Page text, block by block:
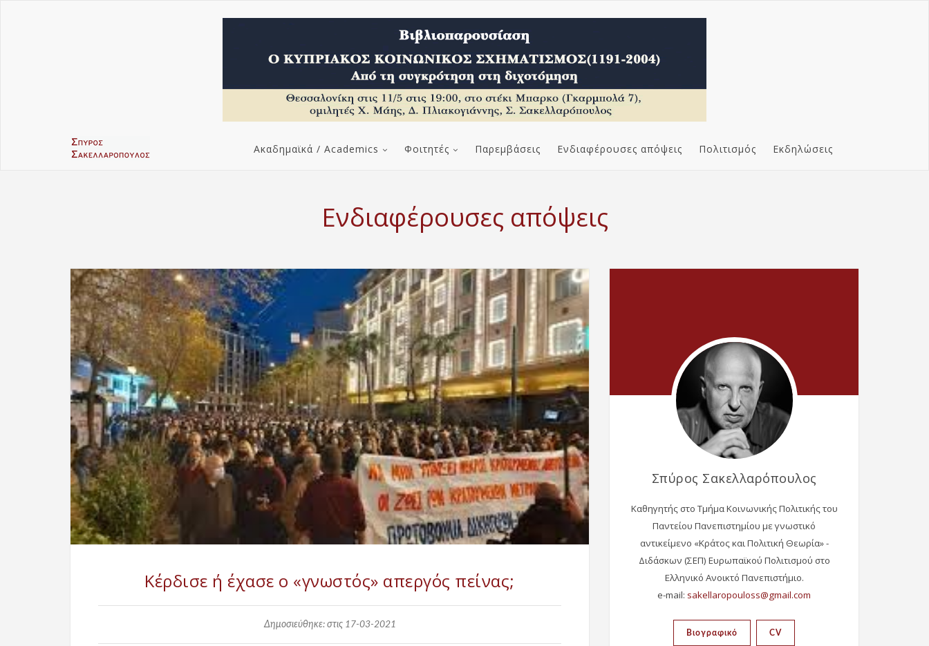
Ακαδημαϊκά / Academics Φοιτητές Παρεμβάσεις Ενδιαφέρουσες απόψεις Πολιτισμός Εκδηλώσεις
Ενδιαφέρουσες απόψεις
Κέρδισε ή έχασε ο «γνωστός» απεργός πείνας;
Δημοσιεύθηκε: στις 17-03-2021
Σπύρος Σακελλαρόπουλος
Καθηγητής στο Τμήμα Κοινωνικής Πολιτικής του
Παντείου Πανεπιστημίου με γνωστικό
αντικείμενο «Κράτος και Πολιτική Θεωρία» -
Διδάσκων (ΣΕΠ) Ευρωπαϊκού Πολιτισμού στο
Ελληνικό Ανοικτό Πανεπιστήμιο.
e-mail:
Βιογραφικό CV